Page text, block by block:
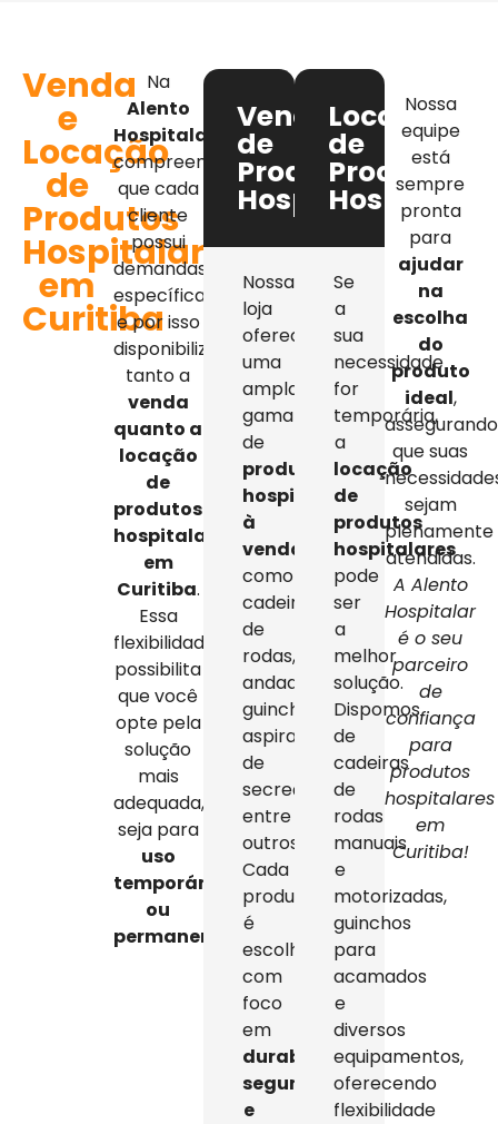
Venda
e
Locação
de
Produtos
Hospitalares
em
Curitiba
Na
Alento
Hospitalar
compreendemos
que cada
cliente
possui
demandas
específicas,
e por isso
disponibilizamos
tanto a
venda
quanto a
locação
de
produtos
hospitalares
em
Curitiba.
Essa
flexibilidade
possibilita
que você
opte pela
solução
mais
adequada,
seja para
uso
temporário
ou
permanente
Venda
de
Produtos
Hospitalares
Nossa
loja
oferece
uma
ampla
gama
de
produtos
hospitalares
à
venda
como
cadeiras
de
rodas,
andadores,
guinchos,
aspiradores
de
secreção,
entre
outros.
Cada
produto
é
escolhido
com
foco
em
durabilidade,
segurança
e
Locação
de
Produtos
Se
a
sua
necessidade
for
temporária,
a
locação
de
produtos
hospitalares
pode
ser
a
melhor
solução.
Dispomos
de
cadeiras
de
rodas
manuais
e
motorizadas,
guinchos
para
acamados
e
diversos
equipamentos,
oferecendo
flexibilidade
Nossa
equipe
está
sempre
pronta
para
ajudar
na
escolha
do
produto
ideal,
assegurando
que suas
sejam
plenamente
atendidas.
A Alento
Hospitalar
é o seu
parceiro
de
confiança
para
produtos
hospitalares
em
Curitiba!